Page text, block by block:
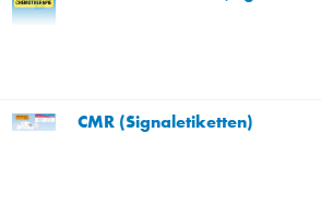
CMR (Signaletiketten)